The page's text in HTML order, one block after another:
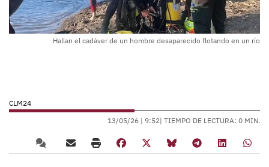
Hallan el cadáver de un hombre desaparecido flotando en un río
CLM24
13/05/26 | 9:52| TIEMPO DE LECTURA: 0 MIN.